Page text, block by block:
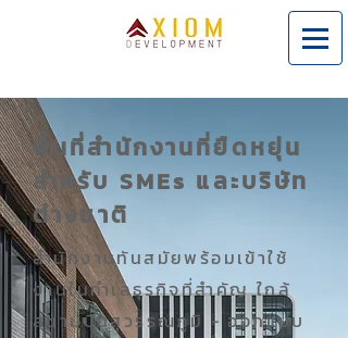
พื้นที่สำนักงานที่ยืดหยุ่น
สำหรับ SMEs และบริษัท
ต่างชาติ
สำนักงานทันสมัยพร้อมเข้าใช้
งานในทำเลธุรกิจที่สำคัญ ใกล้
สนามบินสุวรรณภูมิ - ออกแบบ